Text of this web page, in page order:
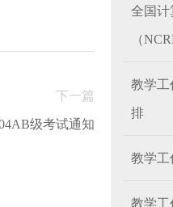
下一篇
级考试通知
全国计
（
教学工
排
教学工
教学工